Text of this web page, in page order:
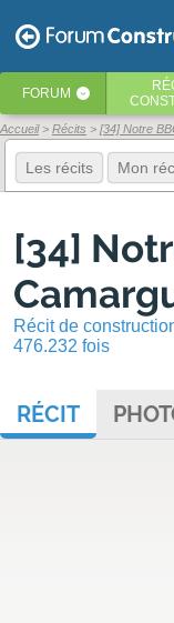
FORUM ‹
Accueil Récits [34] Notre
Les récits Mon
[34]
Récit de
476.232 fois
RÉCIT